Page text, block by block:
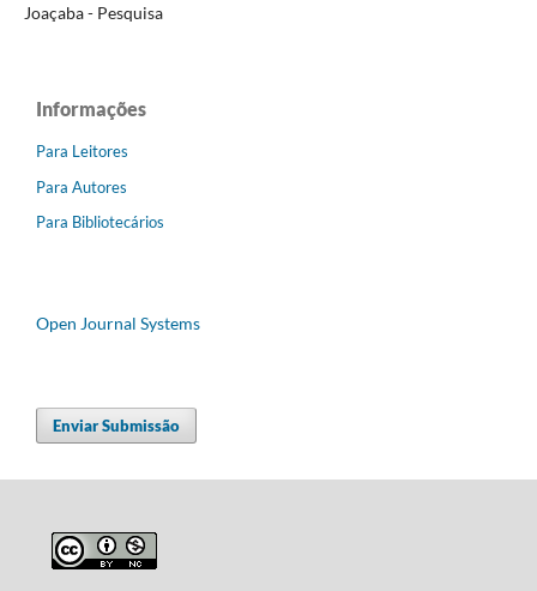
Joaçaba - Pesquisa
Informações
Para Leitores
Para Autores
Para Bibliotecários
Open Journal Systems
Enviar Submissão